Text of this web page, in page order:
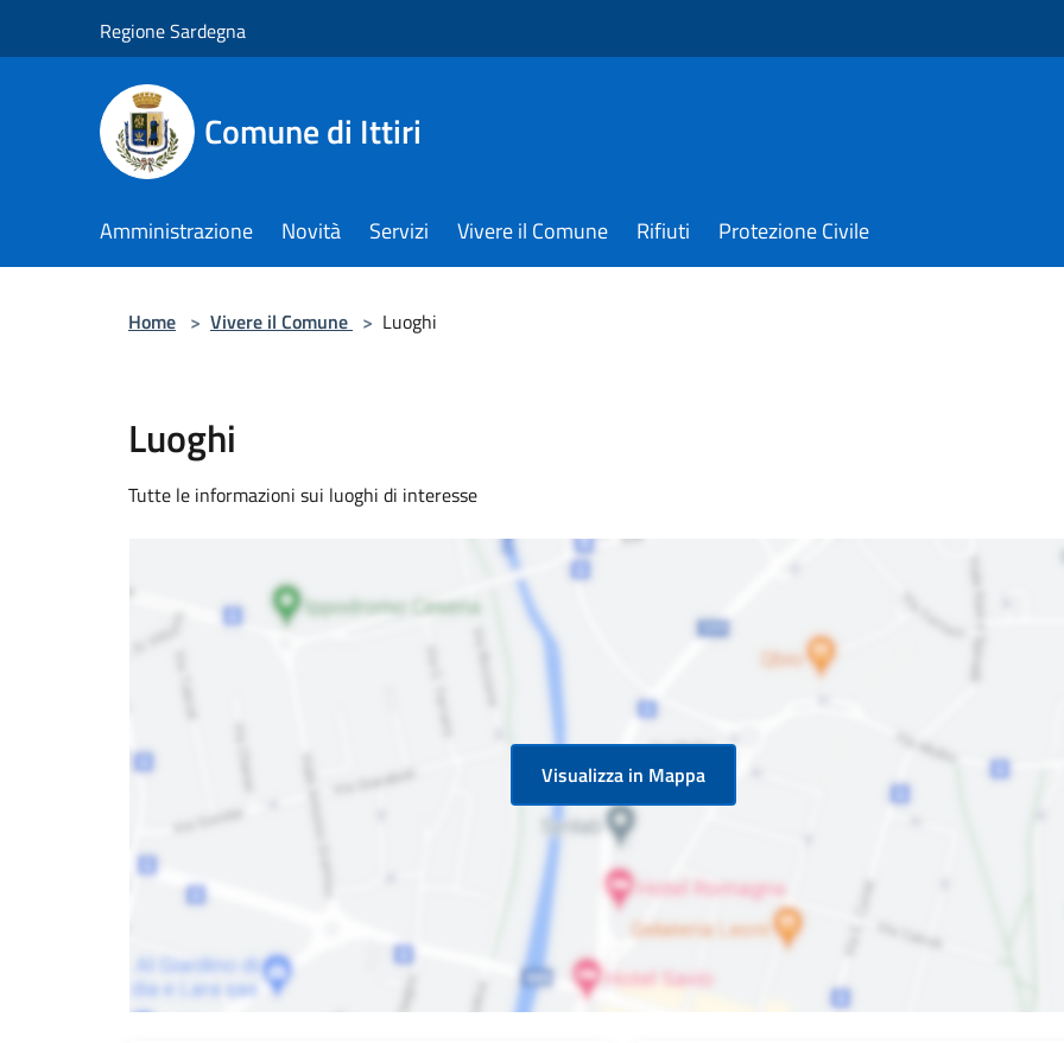
Regione Sardegna
Comune di Ittiri
Amministrazione Novità Servizi Vivere il Comune Rifiuti Protezione Civile
Home > Vivere il Comune > Luoghi
Luoghi
Tutte le informazioni sui luoghi di interesse
Visualizza in Mappa